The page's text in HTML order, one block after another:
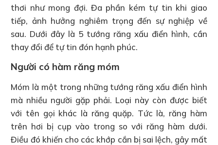
thơi như mong đợi. Đa phần kém tự tin khi giao
tiếp, ảnh hưởng nghiêm trọng đến sự nghiệp về
sau. Dưới đây là 5 tướng răng xấu điển hình, cần
thay đổi để tự tin đón hạnh phúc.
Người có hàm răng móm
Móm là một trong những tướng răng xấu điển hình
mà nhiều người gặp phải. Loại này còn được biết
với tên gọi khác là răng quặp. Tức là, răng hàm
trên hơi bị cụp vào trong so với răng hàm dưới.
Điều đó khiến cho các khớp cắn bị sai lệch, gây mất